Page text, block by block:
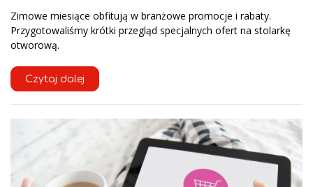
Zimowe miesiące obfitują w branżowe promocje i rabaty.
Przygotowaliśmy krótki przegląd specjalnych ofert na stolarkę
otworową.
Czytaj dalej